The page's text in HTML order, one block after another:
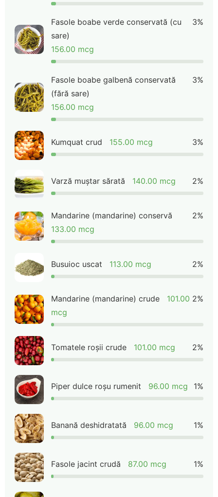
Fasole boabe verde conservată (cu
sare)
156.00 mcg
3%
Fasole boabe galbenă conservată
(fără sare)
156.00 mcg
3%
Kumquat crud 155.00 mcg 3%
Varză muștar sărată 140.00 mcg 2%
Mandarine (mandarine) conservă
133.00 mcg
2%
Busuioc uscat 113.00 mcg 2%
Mandarine (mandarine) crude
101.00
mcg
2%
Tomatele roșii crude 101.00 mcg 2%
Piper dulce roșu rumenit 96.00 mcg 1%
Banană deshidratată 96.00 mcg 1%
Fasole jacint crudă 87.00 mcg 1%